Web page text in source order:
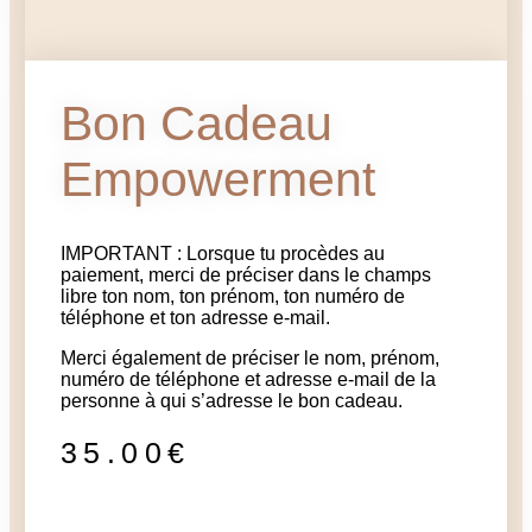
Bon Cadeau
Empowerment
IMPORTANT : Lorsque tu procèdes au
paiement, merci de préciser dans le champs
libre ton nom, ton prénom, ton numéro de
téléphone et ton adresse e-mail.
Merci également de préciser le nom, prénom,
numéro de téléphone et adresse e-mail de la
personne à qui s’adresse le bon cadeau.
35.00 €